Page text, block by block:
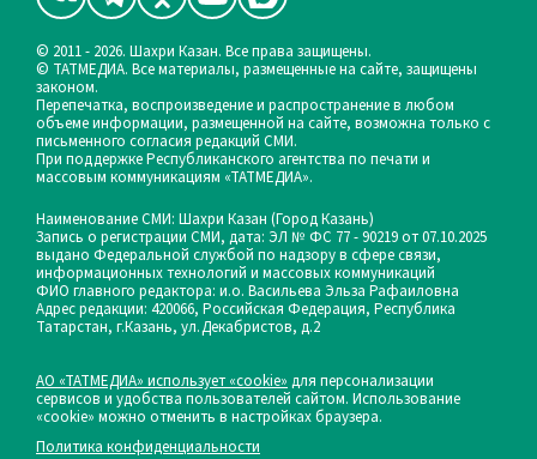
© 2011 - 2026. Шахри Казан. Все права защищены.
© ТАТМЕДИА. Все материалы, размещенные на сайте, защищены
законом.
Перепечатка, воспроизведение и распространение в любом
объеме информации, размещенной на сайте, возможна только с
письменного согласия редакций СМИ.
При поддержке Республиканского агентства по печати и
массовым коммуникациям «ТАТМЕДИА».
Наименование СМИ: Шахри Казан (Город Казань)
Запись о регистрации СМИ, дата: ЭЛ № ФС 77 - 90219 от 07.10.2025
выдано Федеральной службой по надзору в сфере связи,
информационных технологий и массовых коммуникаций
ФИО главного редактора: и.о. Васильева Эльза Рафаиловна
Адрес редакции: 420066, Российская Федерация, Республика
Татарстан, г.Казань, ул.Декабристов, д.2
АО «ТАТМЕДИА» использует «cookie» для персонализации
сервисов и удобства пользователей сайтом. Использование
«cookie» можно отменить в настройках браузера.
Политика конфиденциальности